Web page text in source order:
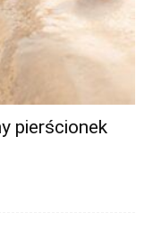
pierścionek